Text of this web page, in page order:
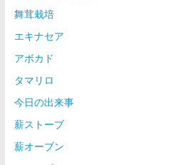
舞茸栽培
エキナセア
アボカド
タマリロ
今日の出来事
薪ストーブ
薪オーブン